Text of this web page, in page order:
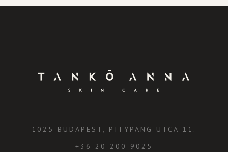
1025 BUDAPEST, PITYPANG UTCA 11.
+36 20 200 9025